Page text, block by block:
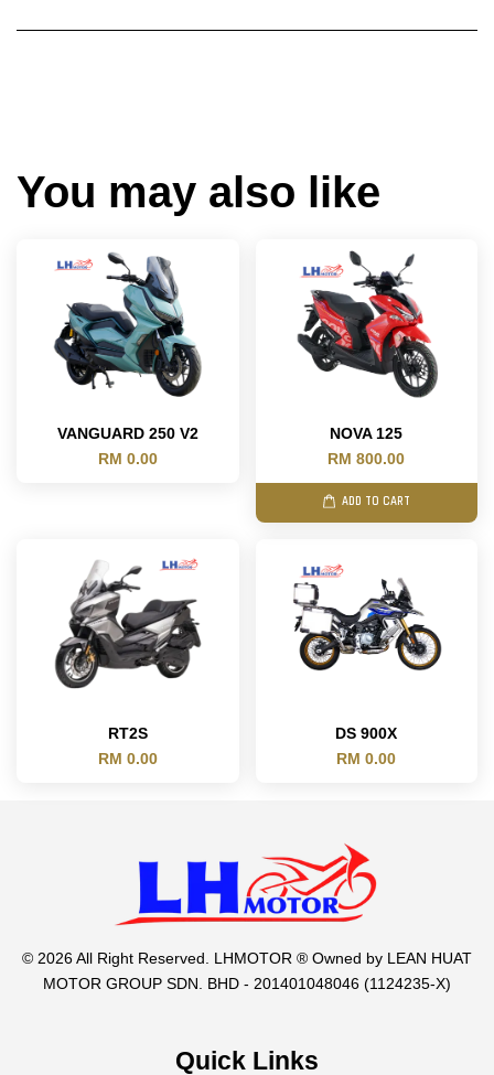
You may also like
VANGUARD 250 V2
RM 0.00
NOVA 125
RM 800.00
ADD TO CART
RT2S
RM 0.00
DS 900X
RM 0.00
© 2026 All Right Reserved. LHMOTOR ® Owned by LEAN HUAT
MOTOR GROUP SDN. BHD - 201401048046 (1124235-X)
Quick Links